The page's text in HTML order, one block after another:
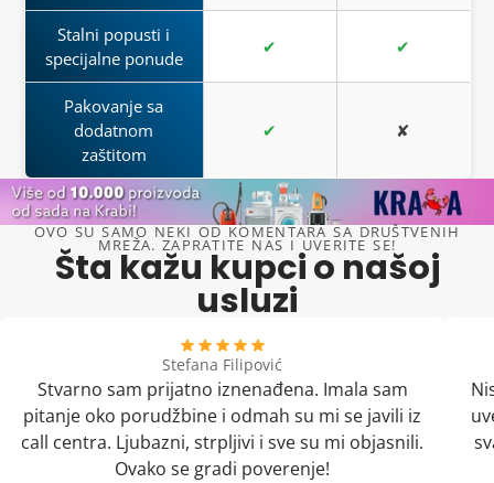
Stalni popusti i
specijalne ponude
✔ ✔
Pakovanje sa
dodatnom
zaštitom
✔ ✘
OVO SU SAMO NEKI OD KOMENTARA SA DRUŠTVENIH
MREŽA. ZAPRATITE NAS I UVERITE SE!
Šta kažu kupci o našoj
usluzi
Stefana Filipović
Stvarno sam prijatno iznenađena. Imala sam
pitanje oko porudžbine i odmah su mi se javili iz
call centra. Ljubazni, strpljivi i sve su mi objasnili.
Ovako se gradi poverenje!